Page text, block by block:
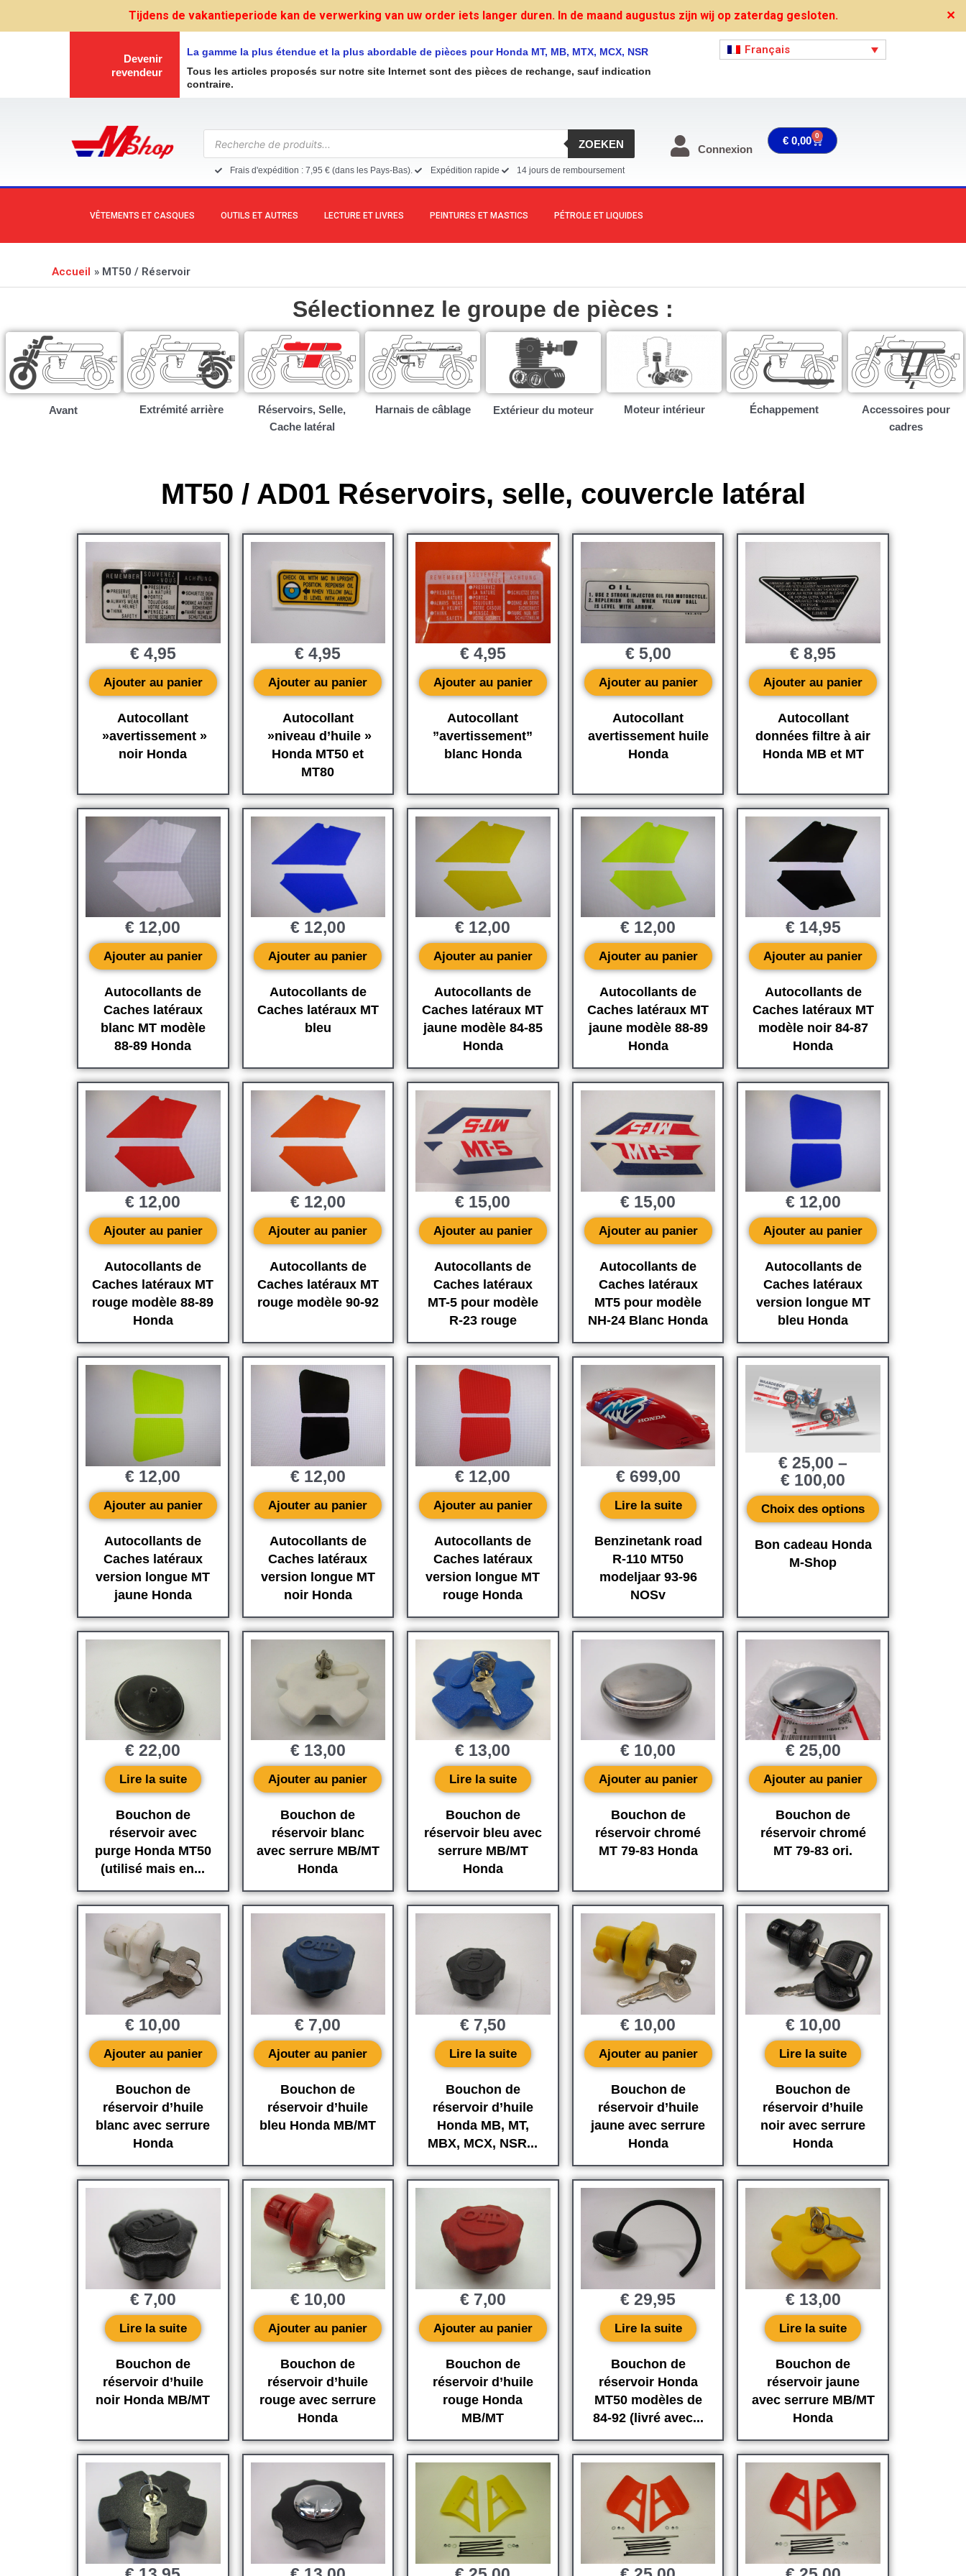
Tijdens de vakantieperiode kan de verwerking van uw order iets langer duren. In de maand augustus zijn wij op zaterdag gesloten. ✕
Devenir
revendeur
La gamme la plus étendue et la plus abordable de pièces pour Honda MT, MB, MTX, MCX, NSR
Tous les articles proposés sur notre site Internet sont des pièces de rechange, sauf indication
contraire.
Français
Recherche
de
produits
ZOEKEN
Frais d'expédition : 7,95 € (dans les Pays-Bas). Expédition rapide 14 jours de remboursement
Connexion
€ 0,00 0 Panier
VÊTEMENTS ET CASQUES OUTILS ET AUTRES LECTURE ET LIVRES PEINTURES ET MASTICS PÉTROLE ET LIQUIDES
Accueil MT50 / Réservoir
Sélectionnez le groupe de pièces :
Avant Extrémité arrière
Réservoirs, Selle,
Cache latéral
Harnais de câblage Extérieur du moteur Moteur intérieur​ Échappement
Accessoires pour
cadres
MT50 / AD01 Réservoirs, selle, couvercle latéral
Autocollant
»avertissement »
noir Honda
€4,95
Ajouter au panier
Autocollant
»niveau d’huile »
Honda MT50 et
MT80
€ 4,95
Ajouter au panier
Autocollant
”avertissement”
blanc Honda
€4,95
Ajouter au panier
Autocollant
avertissement huile
Honda
€5,00
Ajouter au panier
Autocollant
données filtre à air
Honda MB et MT
€ 8,95
Ajouter au panier
Autocollants de
Caches latéraux
blanc MT modèle
88-89 Honda
€ 12,00
Ajouter au panier
Autocollants de
Caches latéraux MT
bleu
€12,00
Ajouter au panier
Autocollants de
Caches latéraux MT
jaune modèle 84-85
Honda
€ 12,00
Ajouter au panier
Autocollants de
Caches latéraux MT
jaune modèle 88-89
Honda
€ 12,00
Ajouter au panier
Autocollants de
Caches latéraux MT
modèle noir 84-87
Honda
€14,95
Ajouter au panier
Autocollants de
Caches latéraux MT
rouge modèle 88-89
Honda
€ 12,00
Ajouter au panier
Autocollants de
Caches latéraux MT
rouge modèle 90-92
€12,00
Ajouter au panier
Autocollants de
Caches latéraux
MT-5 pour modèle
R-23 rouge
€ 15,00
Ajouter au panier
Autocollants de
Caches latéraux
MT5 pour modèle
NH-24 Blanc Honda
€ 15,00
Ajouter au panier
Autocollants de
Caches latéraux
version longue MT
bleu Honda
€12,00
Ajouter au panier
Autocollants de
Caches latéraux
version longue MT
jaune Honda
€ 12,00
Ajouter au panier
Autocollants de
Caches latéraux
version longue MT
noir Honda
€12,00
Ajouter au panier
Autocollants de
Caches latéraux
version longue MT
rouge Honda
€ 12,00
Ajouter au panier
Benzinetank road
R-110 MT50
modeljaar 93-96
NOSv
€699,00
Lire la suite
Bon cadeau Honda
M-Shop
€ 25,00 –
€ 100,00
Choix des options
Bouchon de
réservoir avec
purge Honda MT50
(utilisé mais en...
€ 22,00
Lire la suite
Bouchon de
réservoir blanc
avec serrure MB/MT
Honda
€13,00
Ajouter au panier
Bouchon de
réservoir bleu avec
serrure MB/MT
Honda
€ 13,00
Lire la suite
Bouchon de
réservoir chromé
MT 79-83 Honda
€ 10,00
Ajouter au panier
Bouchon de
réservoir chromé
MT 79-83 ori.
€25,00
Ajouter au panier
Bouchon de
réservoir d’huile
blanc avec serrure
Honda
€ 10,00
Ajouter au panier
Bouchon de
réservoir d’huile
bleu Honda MB/MT
€ 7,00
Ajouter au panier
Bouchon de
réservoir d’huile
Honda MB, MT,
MBX, MCX, NSR...
€7,50
Lire la suite
Bouchon de
réservoir d’huile
jaune avec serrure
Honda
€ 10,00
Ajouter au panier
Bouchon de
réservoir d’huile
noir avec serrure
Honda
€10,00
Lire la suite
Bouchon de
réservoir d’huile
noir Honda MB/MT
€7,00
Lire la suite
Bouchon de
réservoir d’huile
rouge avec serrure
Honda
€10,00
Ajouter au panier
Bouchon de
réservoir d’huile
rouge Honda
MB/MT
€7,00
Ajouter au panier
Bouchon de
réservoir Honda
MT50 modèles de
84-92 (livré avec...
€ 29,95
Lire la suite
Bouchon de
réservoir jaune
avec serrure MB/MT
Honda
€13,00
Lire la suite